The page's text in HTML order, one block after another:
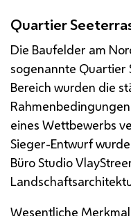
Quartier
Die Baufelder am
sogenannte Quartier
Bereich wurden die
eines Wettbewerbs
Sieger-Entwurf
Büro Studio
Wesentliche